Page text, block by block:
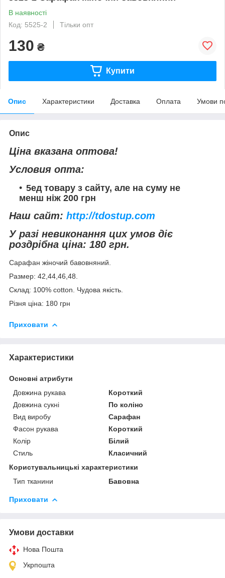
В наявності
Код: 5525-2
Тільки опт
130 ₴
Купити
Опис Характеристики Доставка Оплата Умови
Опис
Ціна вказана оптова!
Условия опта:
5ед товару з сайту, але на суму не
менш ніж 200 грн
Наш сайт: http://tdostup.com
У разі невиконання цих умов діє
роздрібна ціна: 180 грн.
Сарафан жіночий бавовняний.
Размер: 42,44,46,48.
Склад: 100% cotton. Чудова якість.
Різня ціна: 180 грн
Приховати
Характеристики
Основні атрибути
Довжина рукава
Короткий
Довжина сукні
По коліно
Вид виробу
Сарафан
Фасон рукава
Короткий
Колір
Білий
Стиль
Класичний
Користувальницькі характеристики
Тип тканини
Бавовна
Приховати
Умови доставки
Нова Пошта
Укрпошта